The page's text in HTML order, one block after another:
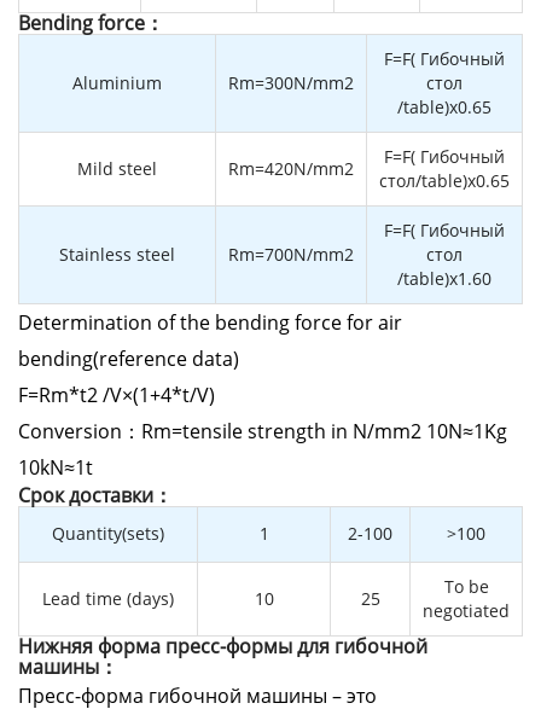
Bending force：
Aluminium Rm=300N/mm2
F=F( Гибочный
стол
/table)x0.65
Mild steel Rm=420N/mm2
F=F( Гибочный
стол/table)x0.65
Stainless steel Rm=700N/mm2
F=F( Гибочный
стол
/table)x1.60
Determination of the bending force for air
bending(reference data)
F=Rm*t2 /V×(1+4*t/V)
Conversion：Rm=tensile strength in N/mm2 10N≈1Kg
10kN≈1t
Cрок доставки：
Quantity(sets) 1 2-100 >100
Lead time (days) 10 25
To be
negotiated
Нижняя форма пресс-формы для гибочной
машины：
Пресс-форма гибочной машины – это